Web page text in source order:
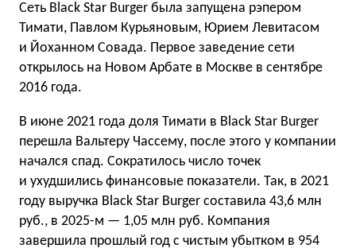
Сеть Black Star Burger была запущена рэпером
Тимати, Павлом Курьяновым, Юрием Левитасом
и Йоханном Совада. Первое заведение сети
открылось на Новом Арбате в Москве в сентябре
2016 года.
В июне 2021 года доля Тимати в Black Star Burger
перешла Вальтеру Чассему, после этого у компании
начался спад. Сократилось число точек
и ухудшились финансовые показатели. Так, в 2021
году выручка Black Star Burger составила 43,6 млн
руб., в 2025-м — 1,05 млн руб. Компания
завершила прошлый год с чистым убытком в 954